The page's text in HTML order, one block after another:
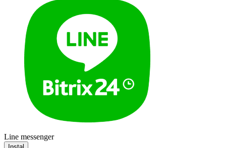
Line messenger